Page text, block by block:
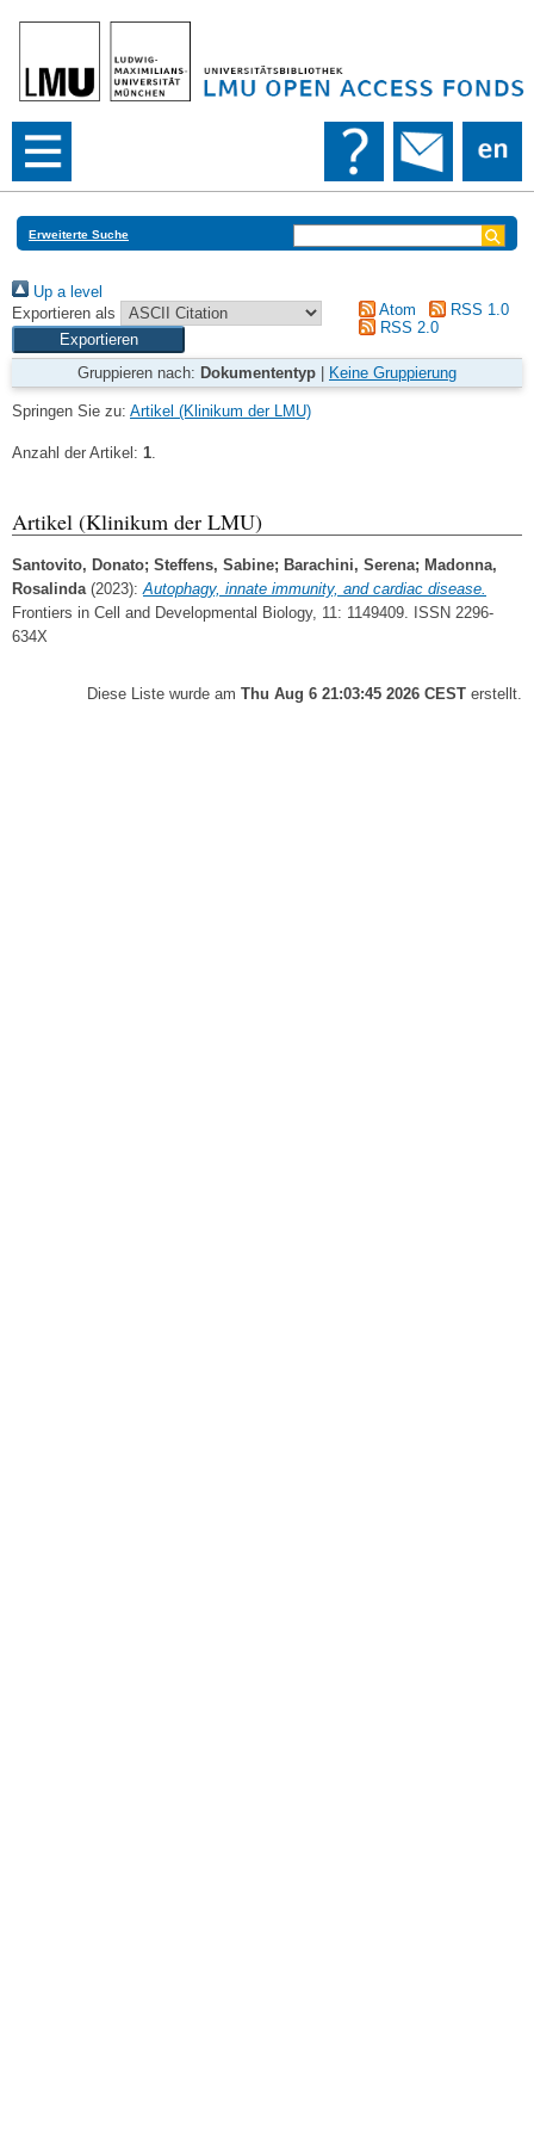
Erweiterte Suche
Up a level
Exportieren als
Atom
RSS 1.0
RSS 2.0
Gruppieren nach: Dokumententyp Keine Gruppierung
Springen Sie zu: Artikel (Klinikum der LMU)
Anzahl der Artikel: 1.
Artikel (Klinikum der LMU)
Santovito, Donato; Steffens, Sabine; Barachini, Serena; Madonna,
Rosalinda(2023):Autophagy, innate immunity, and cardiac disease.
Frontiers in Cell and Developmental Biology, 11: 1149409. ISSN 2296-
634X
Diese Liste wurde am Thu Aug 6 21:03:45 2026 CEST erstellt.